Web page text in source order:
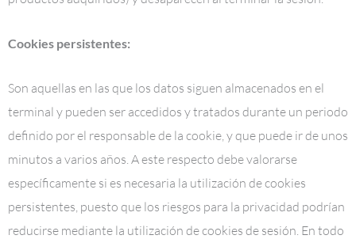
Cookies persistentes:
Son aquellas en las que los datos siguen almacenados en el
terminal y pueden ser accedidos y tratados durante un periodo
definido por el responsable de la cookie, y que puede ir de unos
minutos a varios años. A este respecto debe valorarse
específicamente si es necesaria la utilización de cookies
persistentes, puesto que los riesgos para la privacidad podrían
reducirse mediante la utilización de cookies de sesión. En todo